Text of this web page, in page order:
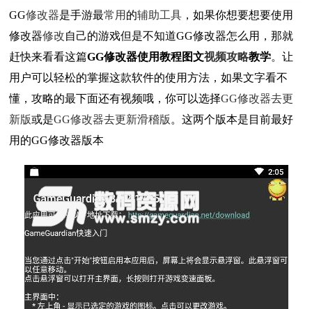
GG修改器是手游最常用 的辅助工具 ，如果你想要想要使用
修改器修改自己的游戏但是不知道GG修改器怎么用，那就
赶快来看看这篇GG修改器使用教程图文视频攻略教学。让
用户可以轻松的掌握这款软件的使用方法，如果文字看不
懂，攻略的最下面还有视频哦，你可以选择GG修改器去更
新版或是GG修改器去更新滑稽版 。这两个版本是目前最好
用的GG修改器版本